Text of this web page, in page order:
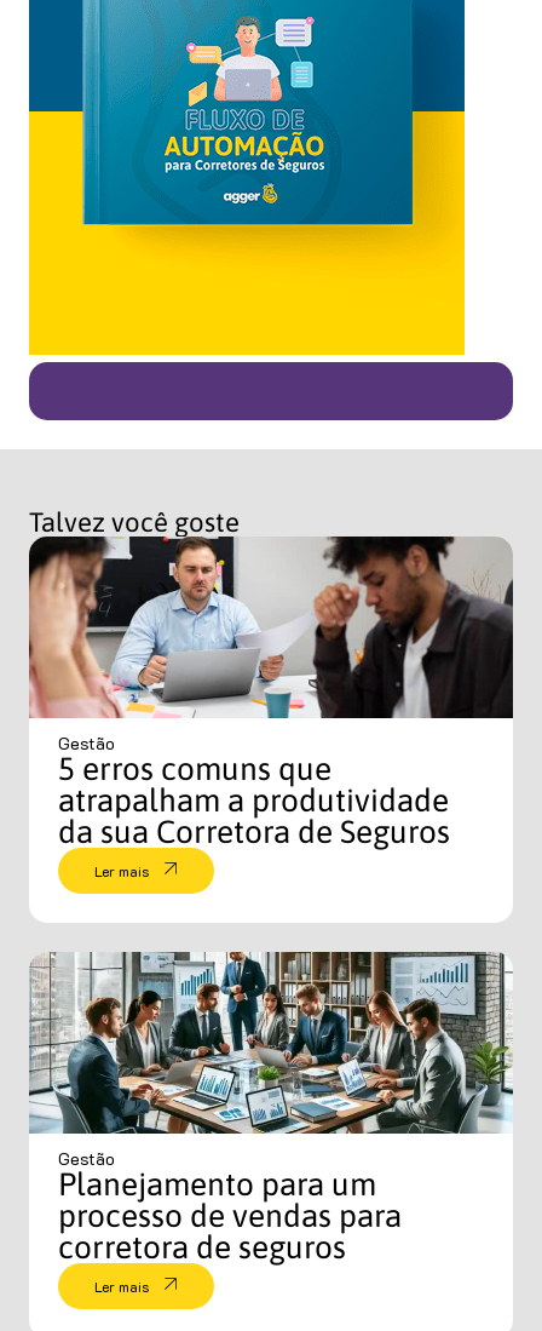
Talvez você goste
Gestão
5 erros comuns que
atrapalham a produtividade
da sua Corretora de Seguros
Ler mais
Gestão
Planejamento para um
processo de vendas para
corretora de seguros
Ler mais